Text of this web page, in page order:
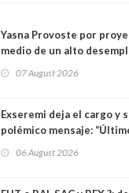
Yasna Provoste por
medio de un alto
07 August 2026
Exseremi deja el cargo y
polémico mensaje:
06 August 2026